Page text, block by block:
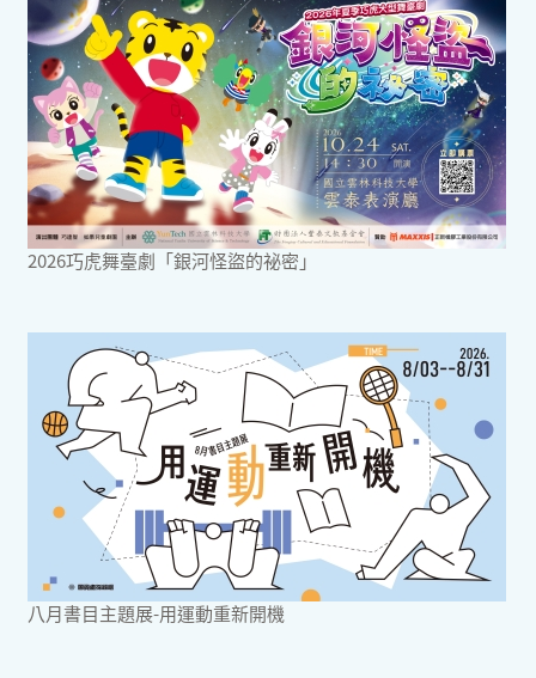
2026巧虎舞臺劇「銀河怪盜的祕密」
八月書目主題展-用運動重新開機